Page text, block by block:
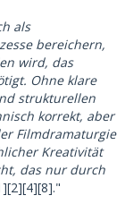
als
bereichern,
wird, das
Ohne klare
strukturellen
korrekt, aber
Filmdramaturgie
Kreativität
das nur durch